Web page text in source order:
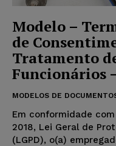
Modelo –
de
Tratamento
Funcionários
MODELOS DE
Em conformidade
2018, Lei Geral de
(LGPD), o(a)